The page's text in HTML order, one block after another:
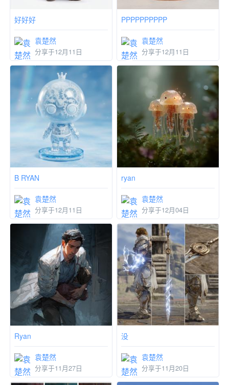
好好好
袁楚然
分享于12月11日
PPPPPPPPPP
袁楚然
分享于12月11日
B RYAN
袁楚然
分享于12月11日
ryan
袁楚然
分享于12月04日
Ryan
袁楚然
分享于11月27日
没
袁楚然
分享于11月20日